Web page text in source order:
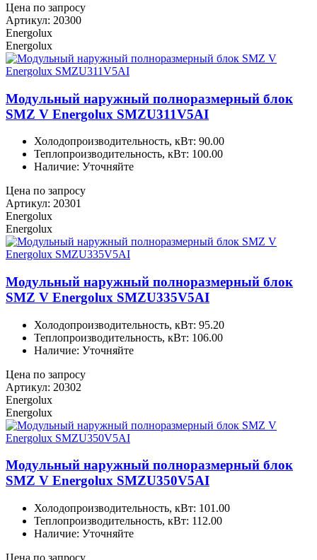
Цена по запросу
Артикул: 20300
Energolux
Energolux
Модульный наружный полноразмерный блок
SMZ V Energolux SMZU311V5AI
Холодопроизводительность, кВт: 90.00
Теплопроизводительность, кВт: 100.00
Наличие: Уточняйте
Цена по запросу
Артикул: 20301
Energolux
Energolux
Модульный наружный полноразмерный блок
SMZ V Energolux SMZU335V5AI
Холодопроизводительность, кВт: 95.20
Теплопроизводительность, кВт: 106.00
Наличие: Уточняйте
Цена по запросу
Артикул: 20302
Energolux
Energolux
Модульный наружный полноразмерный блок
SMZ V Energolux SMZU350V5AI
Холодопроизводительность, кВт: 101.00
Теплопроизводительность, кВт: 112.00
Наличие: Уточняйте